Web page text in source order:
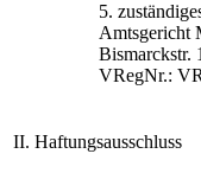
5.
Amtsgericht
Bismarckstr.
VRegNr.:
II. Haftungsausschluss